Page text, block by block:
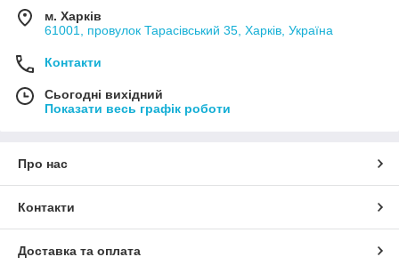
м. Харків
61001, провулок Тарасівський 35, Харків, Україна
Контакти
Сьогодні вихідний
Показати весь графік роботи
Про нас
Контакти
Доставка та оплата